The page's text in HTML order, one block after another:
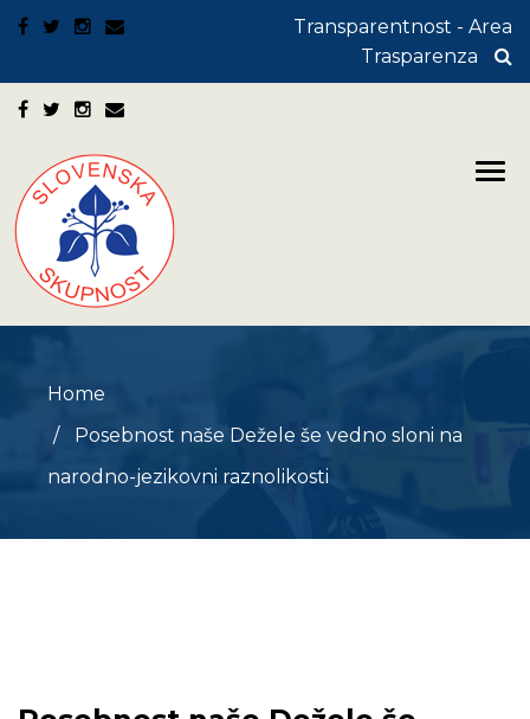
Transparentnost - Area
Trasparenza
Home
Posebnost naše Dežele še vedno sloni na
narodno-jezikovni raznolikosti